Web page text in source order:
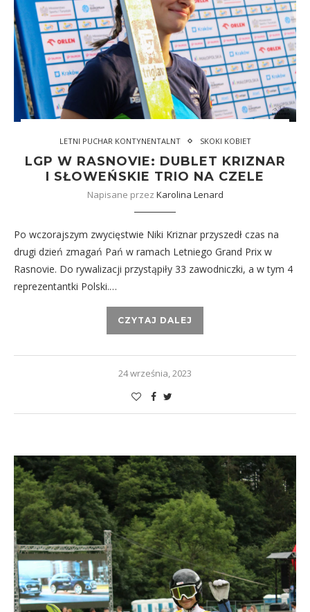
LETNI PUCHAR KONTYNENTALNT SKOKI KOBIET
LGP W RASNOVIE: DUBLET KRIZNAR
I SŁOWEŃSKIE TRIO NA CZELE
Napisane przez Karolina Lenard
Po wczorajszym zwycięstwie Niki Kriznar przyszedł czas na
drugi dzień zmagań Pań w ramach Letniego Grand Prix w
Rasnovie. Do rywalizacji przystąpiły 33 zawodniczki, a w tym 4
reprezentantki Polski.…
CZYTAJ DALEJ
24 września, 2023